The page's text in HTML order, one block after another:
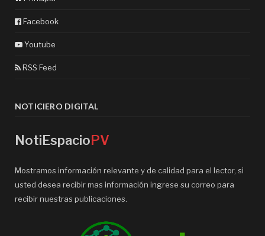
Facebook
Youtube
RSS Feed
NOTICIERO DIGITAL
NotiEspacio PV
Mostramos información relevante y de calidad para el lector, si
usted desea recibir mas información ingrese su correo para
recibir nuestras publicaciones.